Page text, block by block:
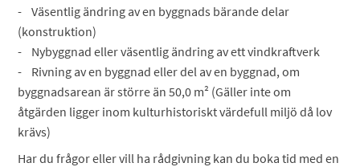
- Väsentlig ändring av en byggnads bärande delar
(konstruktion)
- Nybyggnad eller väsentlig ändring av ett vindkraftverk
- Rivning av en byggnad eller del av en byggnad, om
byggnadsarean är större än 50,0 m² (Gäller inte om
åtgärden ligger inom kulturhistoriskt värdefull miljö då lov
krävs)
Har du frågor eller vill ha rådgivning kan du boka tid med en